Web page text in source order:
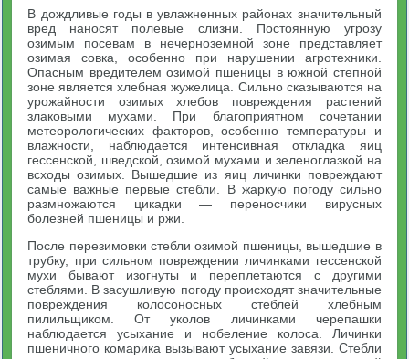
В дождливые годы в увлажненных районах значительный
вред наносят полевые слизни. Постоянную угрозу
озимым посевам в нечерноземной зоне представляет
озимая совка, особенно при нарушении агротехники.
Опасным вредителем озимой пшеницы в южной степной
зоне является хлебная жужелица. Сильно сказываются на
урожайности озимых хлебов повреждения растений
злаковыми мухами. При благоприятном сочетании
метеорологических факторов, особенно температуры и
влажности, наблюдается интенсивная откладка яиц
гессенской, шведской, озимой мухами и зеленоглазкой на
всходы озимых. Вышедшие из яиц личинки повреждают
самые важные первые стебли. В жаркую погоду сильно
размножаются цикадки — переносчики вирусных
болезней пшеницы и ржи.
После перезимовки стебли озимой пшеницы, вышедшие в
трубку, при сильном повреждении личинками гессенской
мухи бывают изогнуты и переплетаются с другими
стеблями. В засушливую погоду происходят значительные
повреждения колосоносных стеблей хлебным
пилильщиком. От уколов личинками черепашки
наблюдается усыхание и нобеление колоса. Личинки
пшеничного комарика вызывают усыхание завязи. Стебли